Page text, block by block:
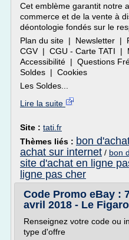
Cet emblème garantit notre
commerce et de la vente à
déontologie fondés sur le
Plan du site | Newsletter |
CGV | CGU - Carte TATI |
Accessibilité | Questions
Soldes | Cookies
Les Soldes...
Lire la suite
Site : tati.fr
Thèmes liés : bon
achat sur internet / bon
site d'achat en ligne
ligne pas cher
Code Promo eBay :
avril 2018 - Le Figaro
Renseignez votre code ou
type d'offre